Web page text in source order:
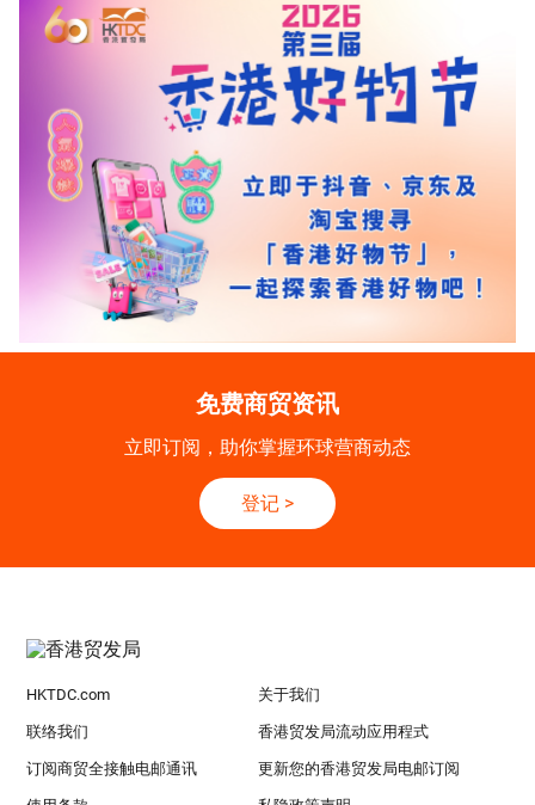
免费商贸资讯
立即订阅，助你掌握环球营商动态
登记 >
HKTDC.com 关于我们
联络我们 香港贸发局流动应用程式
订阅商贸全接触电邮通讯 更新您的香港贸发局电邮订阅